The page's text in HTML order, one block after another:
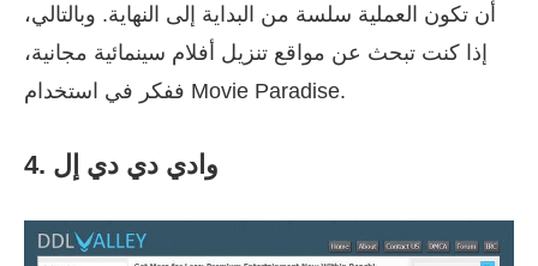
أن تكون العملية سلسة من البداية إلى النهاية. وبالتالي،
إذا كنت تبحث عن مواقع تنزيل أفلام سينمائية مجانية،
ففكر في استخدام Movie Paradise.
4. وادي دي دي إل